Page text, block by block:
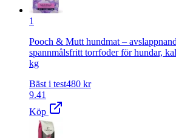
1
Pooch & Mutt hundmat –
spannmålsfritt torrfoder för hundar,
kg
Bäst i test480 kr
9.41
Köp